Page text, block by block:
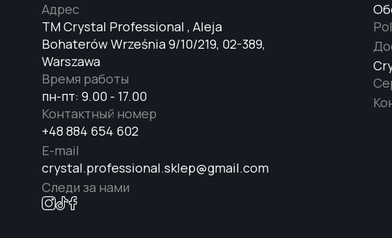
TM Crystal Professional , Aleja
Bohaterów Września 9/10/219, 02-389,
Warszawa
Адрес
пн-пт: 9.00 - 17.00
Время работы
+48 884 654 602
Контактный номер
crystal.professional.sklep@gmail.com
E-mail
Следи за нами